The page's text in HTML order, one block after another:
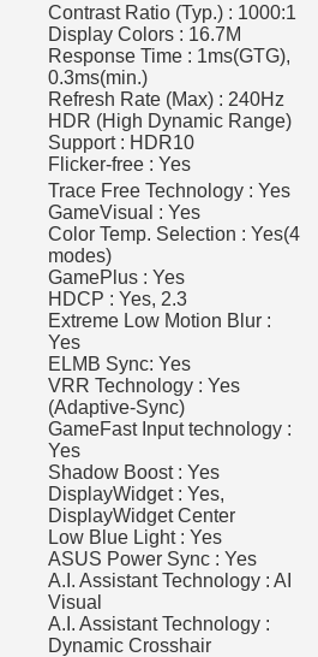
Contrast Ratio (Typ.) : 1000:1
Display Colors : 16.7M
Response Time : 1ms(GTG),
0.3ms(min.)
Refresh Rate (Max) : 240Hz
HDR (High Dynamic Range)
Support : HDR10
Flicker-free : Yes
Trace Free Technology : Yes
GameVisual : Yes
Color Temp. Selection : Yes(4
modes)
GamePlus : Yes
HDCP : Yes, 2.3
Extreme Low Motion Blur :
Yes
ELMB Sync: Yes
VRR Technology : Yes
(Adaptive-Sync)
GameFast Input technology :
Yes
Shadow Boost : Yes
DisplayWidget : Yes,
DisplayWidget Center
Low Blue Light : Yes
ASUS Power Sync : Yes
A.I. Assistant Technology : AI
Visual
A.I. Assistant Technology :
Dynamic Crosshair